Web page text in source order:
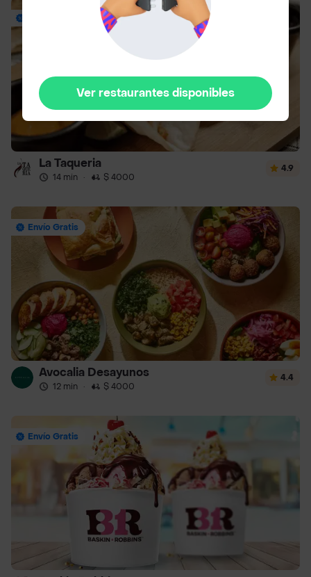
La Taqueria
14 min · $ 4000
4.9
Envío Gratis
Avocalia Desayunos
12 min · $ 4000
4.4
Envío Gratis
Ver restaurantes disponibles